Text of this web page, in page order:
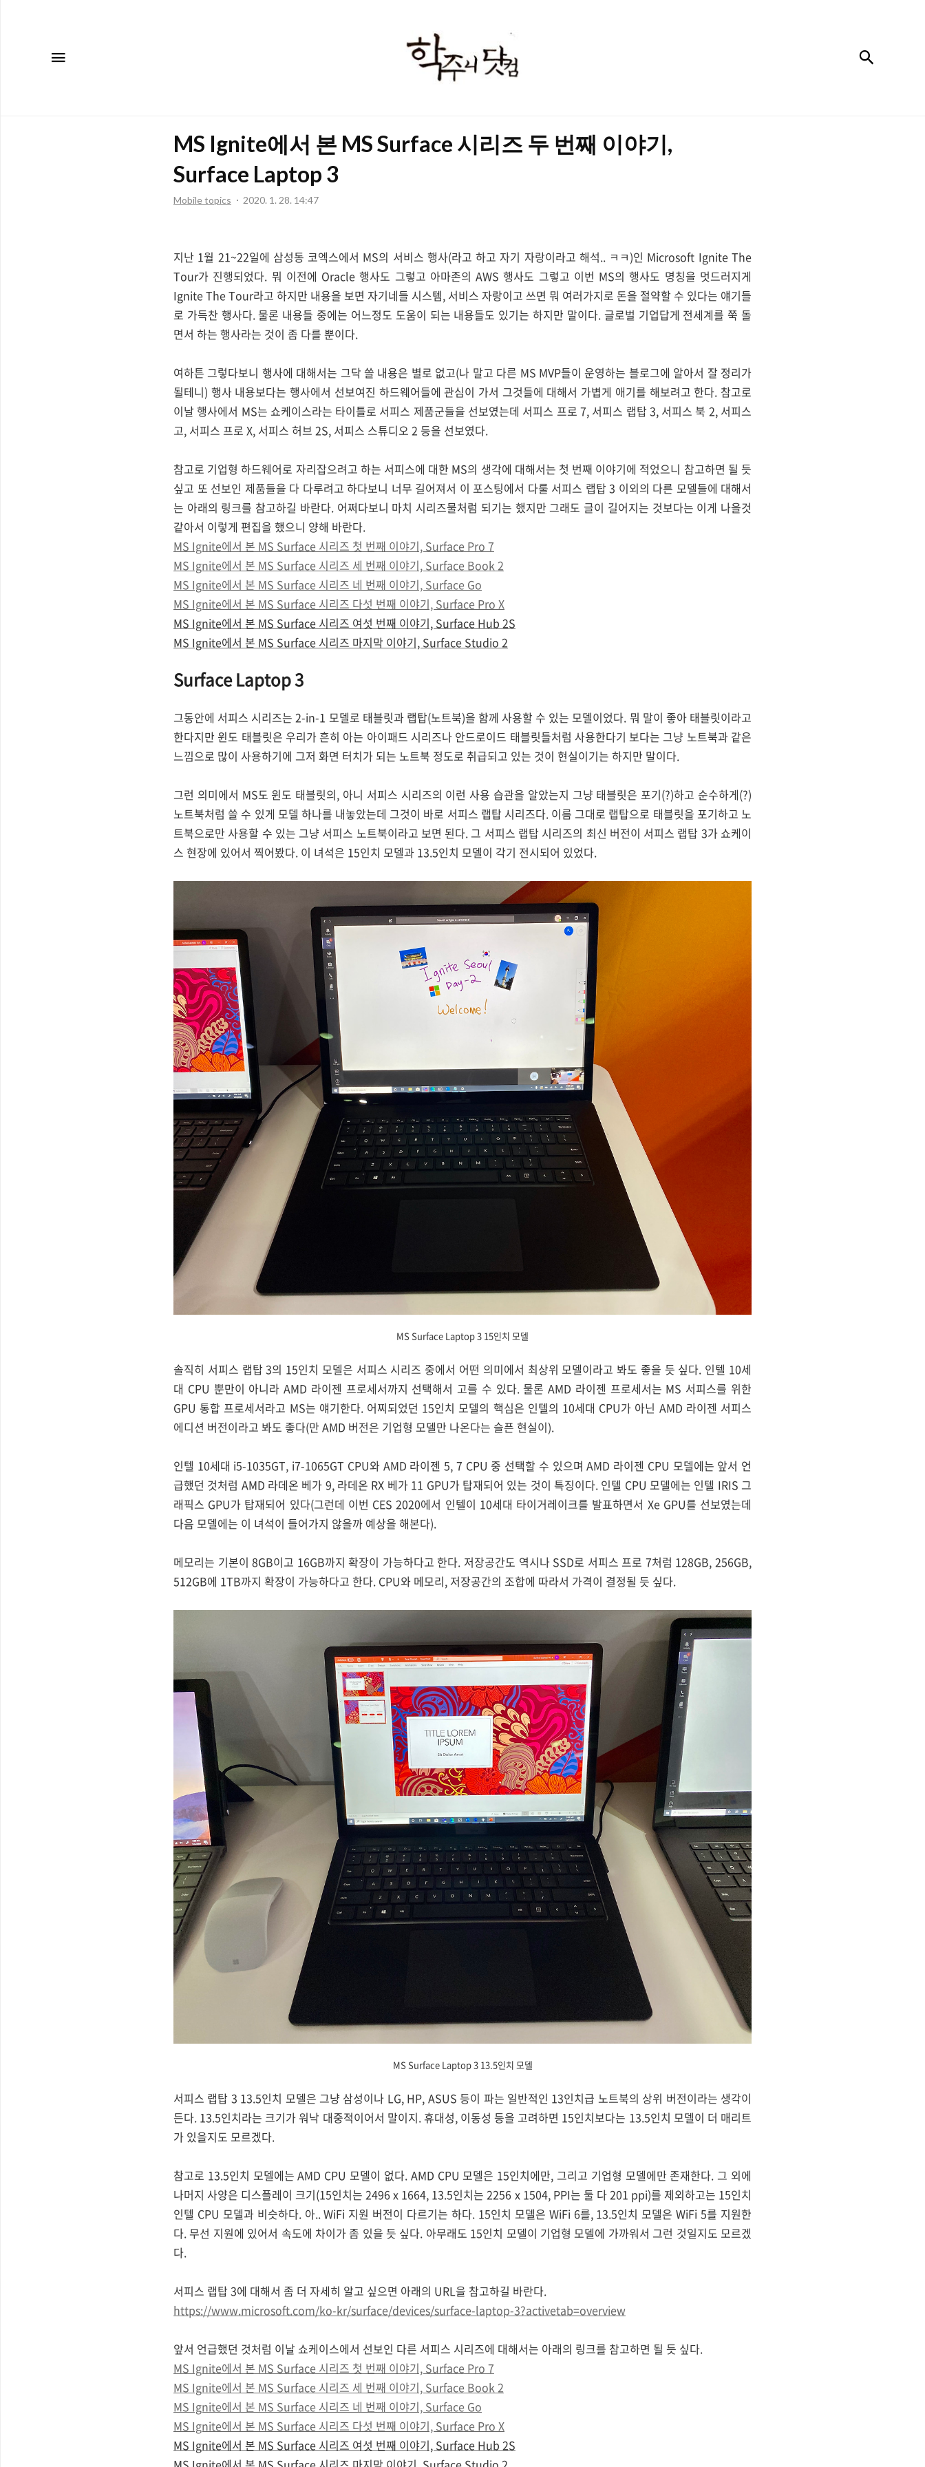
주
닷
컴
MS Ignite에서 본 MS Surface 시리즈 두 번째 이야기,
Surface Laptop 3
Mobile topics 2020. 1. 28. 14:47
지난 1월 21~22일에 삼성동 코엑스에서 MS의 서비스 행사(라고 하고 자기 자랑이라고 해석.. ㅋㅋ)인 Microsoft Ignite The
Tour가 진행되었다. 뭐 이전에 Oracle 행사도 그렇고 아마존의 AWS 행사도 그렇고 이번 MS의 행사도 명칭을 멋드러지게
Ignite The Tour라고 하지만 내용을 보면 자기네들 시스템, 서비스 자랑이고 쓰면 뭐 여러가지로 돈을 절약할 수 있다는 얘기들
로 가득찬 행사다. 물론 내용들 중에는 어느정도 도움이 되는 내용들도 있기는 하지만 말이다. 글로벌 기업답게 전세계를 쭉 돌
면서 하는 행사라는 것이 좀 다를 뿐이다.
여하튼 그렇다보니 행사에 대해서는 그닥 쓸 내용은 별로 없고(나 말고 다른 MS MVP들이 운영하는 블로그에 알아서 잘 정리가
될테니) 행사 내용보다는 행사에서 선보여진 하드웨어들에 관심이 가서 그것들에 대해서 가볍게 애기를 해보려고 한다. 참고로
이날 행사에서 MS는 쇼케이스라는 타이틀로 서피스 제품군들을 선보였는데 서피스 프로 7, 서피스 랩탑 3, 서피스 북 2, 서피스
고, 서피스 프로 X, 서피스 허브 2S, 서피스 스튜디오 2 등을 선보였다.
참고로 기업형 하드웨어로 자리잡으려고 하는 서피스에 대한 MS의 생각에 대해서는 첫 번째 이야기에 적었으니 참고하면 될 듯
싶고 또 선보인 제품들을 다 다루려고 하다보니 너무 길어져서 이 포스팅에서 다룰 서피스 랩탑 3 이외의 다른 모델들에 대해서
는 아래의 링크를 참고하길 바란다. 어쩌다보니 마치 시리즈물처럼 되기는 했지만 그래도 글이 길어지는 것보다는 이게 나을것
같아서 이렇게 편집을 했으니 양해 바란다.
MS Ignite에서 본 MS Surface 시리즈 첫 번째 이야기, Surface Pro 7
MS Ignite에서 본 MS Surface 시리즈 세 번째 이야기, Surface Book 2
MS Ignite에서 본 MS Surface 시리즈 네 번째 이야기, Surface Go
MS Ignite에서 본 MS Surface 시리즈 다섯 번째 이야기, Surface Pro X
MS Ignite에서 본 MS Surface 시리즈 여섯 번째 이야기, Surface Hub 2S
MS Ignite에서 본 MS Surface 시리즈 마지막 이야기, Surface Studio 2
Surface Laptop 3
그동안에 서피스 시리즈는 2-in-1 모델로 태블릿과 랩탑(노트북)을 함께 사용할 수 있는 모델이었다. 뭐 말이 좋아 태블릿이라고
한다지만 윈도 태블릿은 우리가 흔히 아는 아이패드 시리즈나 안드로이드 태블릿들처럼 사용한다기 보다는 그냥 노트북과 같은
느낌으로 많이 사용하기에 그저 화면 터치가 되는 노트북 정도로 취급되고 있는 것이 현실이기는 하지만 말이다.
그런 의미에서 MS도 윈도 태블릿의, 아니 서피스 시리즈의 이런 사용 습관을 알았는지 그냥 태블릿은 포기(?)하고 순수하게(?)
노트북처럼 쓸 수 있게 모델 하나를 내놓았는데 그것이 바로 서피스 랩탑 시리즈다. 이름 그대로 랩탑으로 태블릿을 포기하고 노
트북으로만 사용할 수 있는 그냥 서피스 노트북이라고 보면 된다. 그 서피스 랩탑 시리즈의 최신 버전이 서피스 랩탑 3가 쇼케이
스 현장에 있어서 찍어봤다. 이 녀석은 15인치 모델과 13.5인치 모델이 각기 전시되어 있었다.
MS Surface Laptop 3 15인치 모델
솔직히 서피스 랩탑 3의 15인치 모델은 서피스 시리즈 중에서 어떤 의미에서 최상위 모델이라고 봐도 좋을 듯 싶다. 인텔 10세
대 CPU 뿐만이 아니라 AMD 라이젠 프로세서까지 선택해서 고를 수 있다. 물론 AMD 라이젠 프로세서는 MS 서피스를 위한
GPU 통합 프로세서라고 MS는 얘기한다. 어찌되었던 15인치 모델의 핵심은 인텔의 10세대 CPU가 아닌 AMD 라이젠 서피스
에디션 버전이라고 봐도 좋다(만 AMD 버전은 기업형 모델만 나온다는 슬픈 현실이).
인텔 10세대 i5-1035GT, i7-1065GT CPU와 AMD 라이젠 5, 7 CPU 중 선택할 수 있으며 AMD 라이젠 CPU 모델에는 앞서 언
급했던 것처럼 AMD 라데온 베가 9, 라데온 RX 베가 11 GPU가 탑재되어 있는 것이 특징이다. 인텔 CPU 모델에는 인텔 IRIS 그
래픽스 GPU가 탑재되어 있다(그런데 이번 CES 2020에서 인텔이 10세대 타이거레이크를 발표하면서 Xe GPU를 선보였는데
다음 모델에는 이 녀석이 들어가지 않을까 예상을 해본다).
메모리는 기본이 8GB이고 16GB까지 확장이 가능하다고 한다. 저장공간도 역시나 SSD로 서피스 프로 7처럼 128GB, 256GB,
512GB에 1TB까지 확장이 가능하다고 한다. CPU와 메모리, 저장공간의 조합에 따라서 가격이 결정될 듯 싶다.
MS Surface Laptop 3 13.5인치 모델
서피스 랩탑 3 13.5인치 모델은 그냥 삼성이나 LG, HP, ASUS 등이 파는 일반적인 13인치급 노트북의 상위 버전이라는 생각이
든다. 13.5인치라는 크기가 워낙 대중적이어서 말이지. 휴대성, 이동성 등을 고려하면 15인치보다는 13.5인치 모델이 더 매리트
가 있을지도 모르겠다.
참고로 13.5인치 모델에는 AMD CPU 모델이 없다. AMD CPU 모델은 15인치에만, 그리고 기업형 모델에만 존재한다. 그 외에
나머지 사양은 디스플레이 크기(15인치는 2496 x 1664, 13.5인치는 2256 x 1504, PPI는 둘 다 201 ppi)를 제외하고는 15인치
인텔 CPU 모델과 비슷하다. 아.. WiFi 지원 버전이 다르기는 하다. 15인치 모델은 WiFi 6를, 13.5인치 모델은 WiFi 5를 지원한
다. 무선 지원에 있어서 속도에 차이가 좀 있을 듯 싶다. 아무래도 15인치 모델이 기업형 모델에 가까워서 그런 것일지도 모르겠
다.
서피스 랩탑 3에 대해서 좀 더 자세히 알고 싶으면 아래의 URL을 참고하길 바란다.
https://www.microsoft.com/ko-kr/surface/devices/surface-laptop-3?activetab=overview
앞서 언급했던 것처럼 이날 쇼케이스에서 선보인 다른 서피스 시리즈에 대해서는 아래의 링크를 참고하면 될 듯 싶다.
MS Ignite에서 본 MS Surface 시리즈 첫 번째 이야기, Surface Pro 7
MS Ignite에서 본 MS Surface 시리즈 세 번째 이야기, Surface Book 2
MS Ignite에서 본 MS Surface 시리즈 네 번째 이야기, Surface Go
MS Ignite에서 본 MS Surface 시리즈 다섯 번째 이야기, Surface Pro X
MS Ignite에서 본 MS Surface 시리즈 여섯 번째 이야기, Surface Hub 2S